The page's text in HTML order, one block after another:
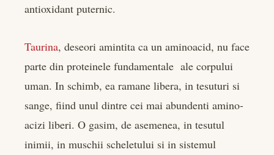
antioxidant puternic.
Taurina, deseori amintita ca un aminoacid, nu face
parte din proteinele fundamentale ale corpului
uman. In schimb, ea ramane libera, in tesuturi si
sange, fiind unul dintre cei mai abundenti amino-
acizi liberi. O gasim, de asemenea, in tesutul
inimii, in muschii scheletului si in sistemul